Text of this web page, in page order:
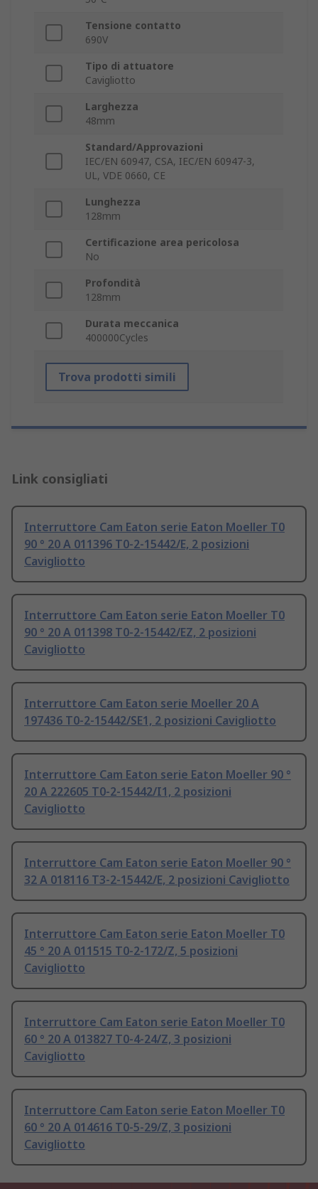
Tensione contatto
690V
Tipo di attuatore
Cavigliotto
Larghezza
48mm
Standard/Approvazioni
IEC/EN 60947, CSA, IEC/EN 60947-3,
UL, VDE 0660, CE
Lunghezza
128mm
Certificazione area pericolosa
No
Profondità
128mm
Durata meccanica
400000Cycles
Trova prodotti simili
Link consigliati
Interruttore Cam Eaton serie Eaton Moeller T0
90 ° 20 A 011396 T0-2-15442/E, 2 posizioni
Cavigliotto
Interruttore Cam Eaton serie Eaton Moeller T0
90 ° 20 A 011398 T0-2-15442/EZ, 2 posizioni
Cavigliotto
Interruttore Cam Eaton serie Moeller 20 A
197436 T0-2-15442/SE1, 2 posizioni Cavigliotto
Interruttore Cam Eaton serie Eaton Moeller 90 °
20 A 222605 T0-2-15442/I1, 2 posizioni
Cavigliotto
Interruttore Cam Eaton serie Eaton Moeller 90 °
32 A 018116 T3-2-15442/E, 2 posizioni Cavigliotto
Interruttore Cam Eaton serie Eaton Moeller T0
45 ° 20 A 011515 T0-2-172/Z, 5 posizioni
Cavigliotto
Interruttore Cam Eaton serie Eaton Moeller T0
60 ° 20 A 013827 T0-4-24/Z, 3 posizioni
Cavigliotto
Interruttore Cam Eaton serie Eaton Moeller T0
60 ° 20 A 014616 T0-5-29/Z, 3 posizioni
Cavigliotto